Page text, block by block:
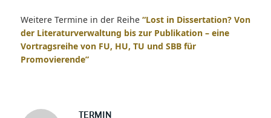
TERMIN
Weitere Termine in der Reihe “Lost in Dissertation? Von
der Literaturverwaltung bis zur Publikation – eine
Vortragsreihe von FU, HU, TU und SBB für
Promovierende”